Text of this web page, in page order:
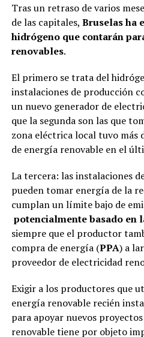
Tras un retraso de varios
de las capitales, Bruselas ha
hidrógeno que contarán
renovables.
El primero se trata del
instalaciones de producción
un nuevo generador de
que la segunda son las que
zona eléctrica local tuvo más
de energía renovable en el
La tercera: las instalaciones
pueden tomar energía de la
cumplan un límite bajo de
potencialmente basado en
siempre que el productor
compra de energía (PPA) a
proveedor de electricidad
Exigir a los productores que
energía renovable recién
para apoyar nuevos
renovable tiene por objeto